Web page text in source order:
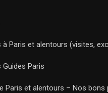
Paris et alentours (visites,
Guides Paris
Paris et alentours – Nos bons